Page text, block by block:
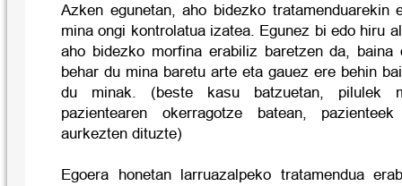
Azken egunetan, aho bidezko tratamenduarekin
mina ongi kontrolatua izatea. Egunez bi edo hiru
aho bidezko morfina erabiliz baretzen da, baina
behar du mina baretu arte eta gauez ere behin
du minak. (beste kasu batzuetan, pilulek
pazientearen okerragotze batean,
aurkezten dituzte)
Egoera honetan larruazalpeko tratamendua